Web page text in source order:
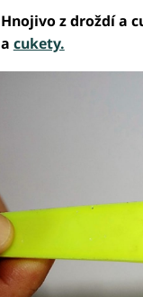
Hnojivo z droždí a
a cukety.